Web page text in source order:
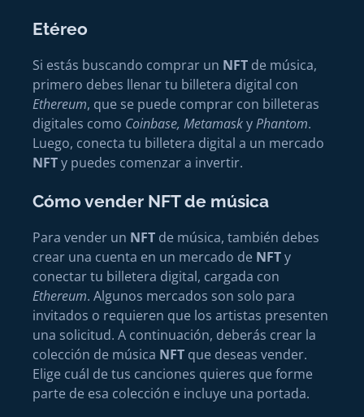
Etéreo
Si estás buscando comprar un NFT de música,
primero debes llenar tu billetera digital con
Ethereum, que se puede comprar con billeteras
digitales como Coinbase, MetamaskyPhantom.
Luego, conecta tu billetera digital a un mercado
NFTy puedes comenzar a invertir.
Cómo vender NFT de música
Para vender un NFT de música, también debes
crear una cuenta en un mercado de NFTy
conectar tu billetera digital, cargada con
Ethereum. Algunos mercados son solo para
invitados o requieren que los artistas presenten
una solicitud. A continuación, deberás crear la
colección de música NFT que deseas vender.
Elige cuál de tus canciones quieres que forme
parte de esa colección e incluye una portada.